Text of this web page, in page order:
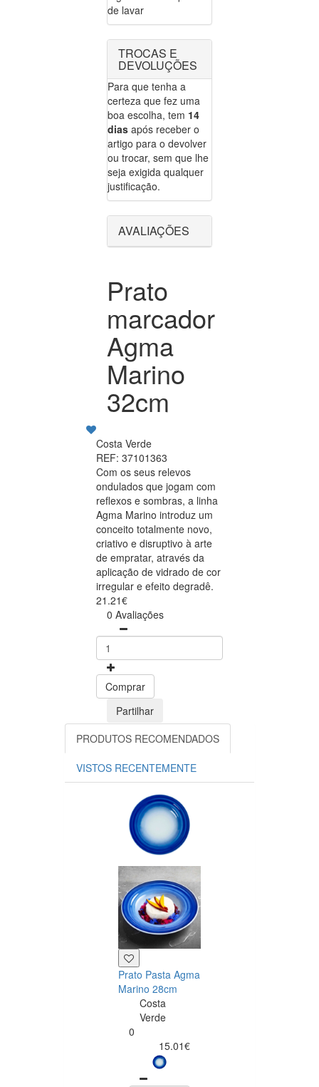
de lavar
TROCAS E
DEVOLUÇÕES
Para que tenha a
certeza que fez uma
boa escolha, tem 14
dias após receber o
artigo para o devolver
ou trocar, sem que lhe
seja exigida qualquer
justificação.
AVALIAÇÕES
Prato
marcador
Agma
Marino
32cm
Costa Verde
REF: 37101363
Com os seus relevos
ondulados que jogam com
reflexos e sombras, a linha
Agma Marino introduz um
conceito totalmente novo,
criativo e disruptivo à arte
de empratar, através da
aplicação de vidrado de cor
irregular e efeito degradê.
21.21€
0 Avaliações
Comprar
Partilhar
PRODUTOS RECOMENDADOS
VISTOS RECENTEMENTE
Prato Pasta Agma
Marino 28cm
Costa
Verde
0
15.01€